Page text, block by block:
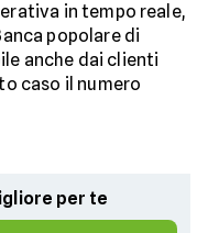
in tempo reale,
popolare di
anche dai clienti
caso il numero
per te